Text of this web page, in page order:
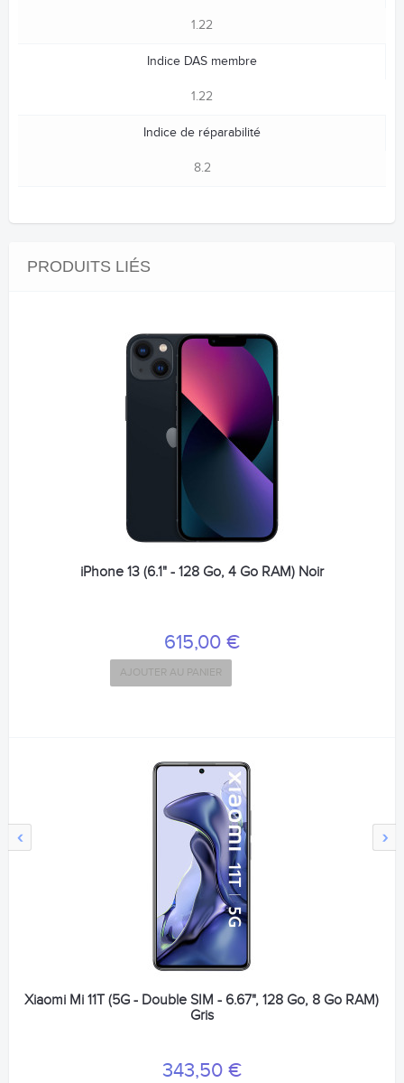
1.22
Indice DAS membre
1.22
Indice de réparabilité
8.2
PRODUITS LIÉS
‹ ›
iPhone 13 (6.1" - 128 Go, 4 Go RAM) Noir
615,00 €
AJOUTER AU PANIER
Xiaomi Mi 11T (5G - Double SIM - 6.67", 128 Go, 8 Go RAM)
Gris
343,50 €